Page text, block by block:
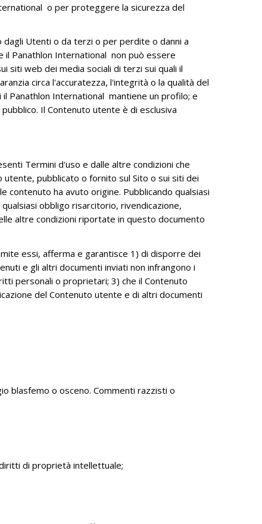
o per proteggere la sicurezza del
Utenti o da terzi o per perdite o danni a
il Panathlon International non può essere
siti web dei media sociali di terzi sui quali il
circa l'accuratezza, l'integrità o la qualità del
Panathlon International mantiene un profilo; e
Il Contenuto utente è di esclusiva
Termini d'uso e dalle altre condizioni che
pubblicato o fornito sul Sito o sui siti dei
contenuto ha avuto origine. Pubblicando qualsiasi
obbligo risarcitorio, rivendicazione,
altre condizioni riportate in questo documento
essi, afferma e garantisce 1) di disporre dei
e gli altri documenti inviati non infrangono i
personali o proprietari; 3) che il Contenuto
del Contenuto utente e di altri documenti
blasfemo o osceno. Commenti razzisti o
di proprietà intellettuale;